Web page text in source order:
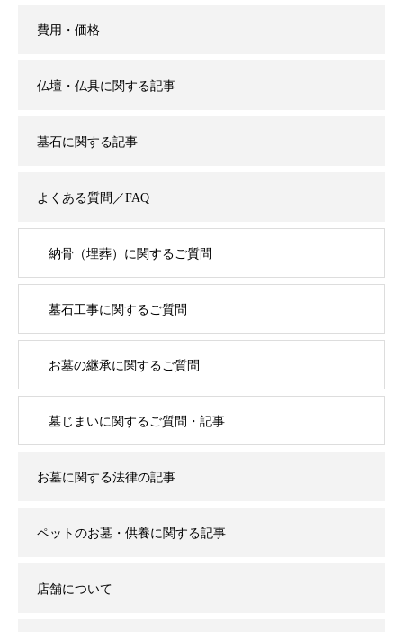
費用・価格
仏壇・仏具に関する記事
墓石に関する記事
よくある質問／FAQ
納骨（埋葬）に関するご質問
墓石工事に関するご質問
お墓の継承に関するご質問
墓じまいに関するご質問・記事
お墓に関する法律の記事
ペットのお墓・供養に関する記事
店舗について